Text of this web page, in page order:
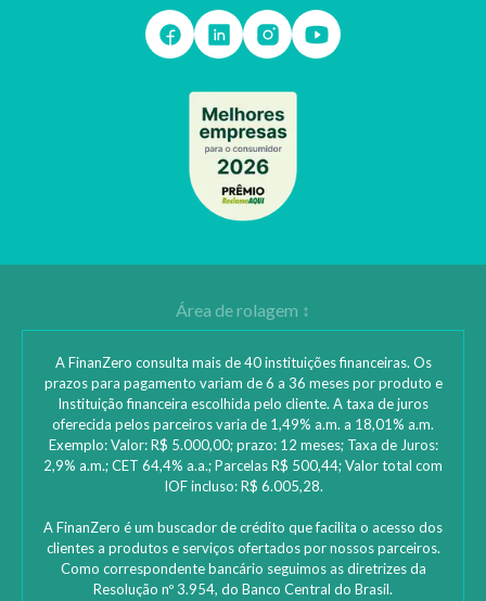
A FinanZero consulta mais de 40 instituições financeiras. Os
prazos para pagamento variam de 6 a 36 meses por produto e
Instituição financeira escolhida pelo cliente. A taxa de juros
oferecida pelos parceiros varia de 1,49% a.m. a 18,01% a.m.
Exemplo: Valor: R$ 5.000,00; prazo: 12 meses; Taxa de Juros:
2,9% a.m.; CET 64,4% a.a.; Parcelas R$ 500,44; Valor total com
IOF incluso: R$ 6.005,28.
A FinanZero é um buscador de crédito que facilita o acesso dos
clientes a produtos e serviços ofertados por nossos parceiros.
Como correspondente bancário seguimos as diretrizes da
Resolução nº 3.954, do Banco Central do Brasil.